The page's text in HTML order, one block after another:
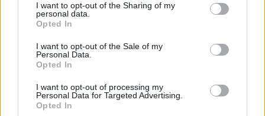
I want to opt-out of the Sharing of my
personal data.
Opted In
I want to opt-out of the Sale of my
Personal Data.
Opted In
I want to opt-out of processing my
Personal Data for Targeted Advertising.
Opted In